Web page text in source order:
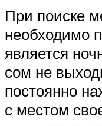
При поиске
необходимо
является
сом не
постоянно
с местом